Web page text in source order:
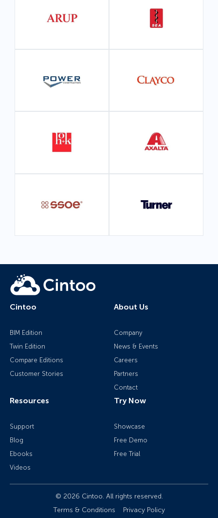
Cintoo
BIM Edition
Twin Edition
Compare Editions
Customer Stories
About Us
Company
News & Events
Careers
Partners
Contact
Resources
Support
Blog
Ebooks
Videos
Try Now
Showcase
Free Demo
Free Trial
© 2026 Cintoo. All rights reserved.
Terms & Conditions
Privacy Policy